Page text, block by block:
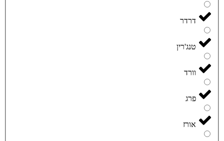
דרדר
טנג'רין
וורד
פרג
אורז